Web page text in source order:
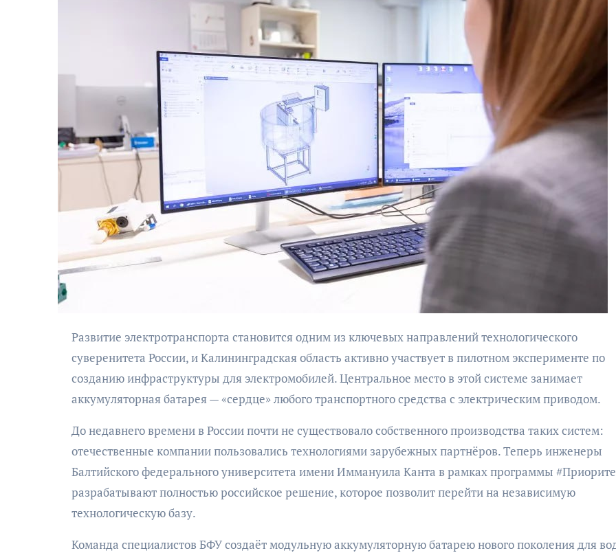
Развитие электротранспорта становится одним из ключевых направлений технологического
суверенитета России, и Калининградская область активно участвует в пилотном эксперименте по
созданию инфраструктуры для электромобилей. Центральное место в этой системе занимает
аккумуляторная батарея — «сердце» любого транспортного средства с электрическим приводом.
До недавнего времени в России почти не существовало собственного производства таких систем:
отечественные компании пользовались технологиями зарубежных партнёров. Теперь инженеры
Балтийского федерального университета имени Иммануила Канта в рамках программы
разрабатывают полностью российское решение, которое позволит перейти на независимую
технологическую базу.
Команда специалистов БФУ создаёт модульную аккумуляторную батарею нового поколения для
9 Мая — День
Победы!
Уникальное
северное
сияние
запечатлели
над Балтикой
как
завалило
после
снежного
бурана
Музыкально-
поэтический
моноспектакль
«Исповедь в четыре
четверти пути»
КУЛЬТУРА
Николай Патрушев
поддержал
проведение в
Калининграде
морского фестиваля
«Открытое море»
Организаторы
фестиваля
«Открытое
объявили даты